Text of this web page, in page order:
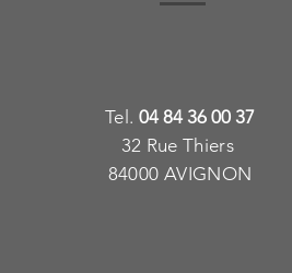
Te l. 04 84 36 00 37
32 Rue Thiers
84000 AVIGNON